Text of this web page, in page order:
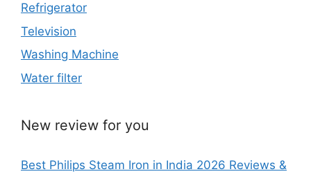
Refrigerator
Television
Washing Machine
Water filter
New review for you
Best Philips Steam Iron in India 2026 Reviews &